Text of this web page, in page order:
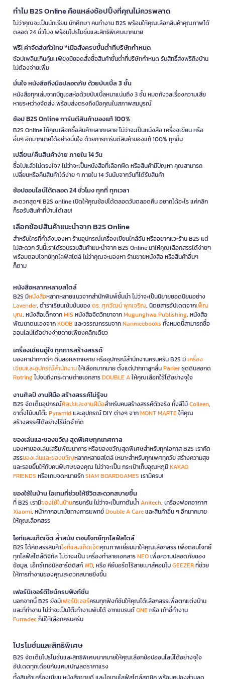
ทำไม B2S Online คือแหล่งช้อปปิ้งที่คุณไม่ควรพลาด
ไม่ว่าคุณจะเป็นนักเรียน นักศึกษา คนทำงาน B2S พร้อมให้คุณเลือกสินค้าคุณภาพได้
ตลอด 24 ชั่วโมง พร้อมโปรโมชั่นและสิทธิพิเศษมากมาย
ฟรี! ค่าจัดส่งทั่วไทย *เมื่อสั่งครบขั้นต่ำที่บริษัทกำหนด
ช้อปเพลินเกินคุ้ม! เพียงมียอดสั่งซื้อสินค้าขั้นต่ำที่บริษัทกำหนด รับสิทธิ์ส่งฟรีถึงบ้าน
ไม่ต้องจ่ายเพิ่ม
มั่นใจ หนังสือถึงมือปลอดภัย ด้วยบับเบิ้ล 3 ชั้น
หนังสือทุกเล่มจากบีทูเอสห่อด้วยบับเบิ้ลหนาแน่นถึง 3 ชั้น หมดกังวลเรื่องความเสีย
หายระหว่างจัดส่ง พร้อมส่งตรงถึงมือคุณในสภาพสมบูรณ์
ช้อป B2S Online การันตีสินค้าของแท้ 100%
B2S Online ให้คุณเลือกซื้อสินค้าหลากหลาย ไม่ว่าจะเป็นหนังสือ เครื่องเขียน หรือ
อื่นๆ อีกมากมายได้อย่างมั่นใจ ด้วยการการันตีสินค้าของแท้ 100% ทุกชิ้น
เปลี่ยน/คืนสินค้าง่าย ภายใน 14 วัน
ซื้อไปแล้วไม่ตรงใจ? ไม่ว่าจะเป็นหนังสือที่เลือกผิด หรือสินค้ามีปัญหา คุณสามารถ
เปลี่ยนหรือคืนสินค้าได้ง่าย ๆ ภายใน 14 วันนับจากวันที่ได้รับสินค้า
ช้อปออนไลน์ได้ตลอด 24 ชั่วโมง ทุกที่ ทุกเวลา
สะดวกสุดๆ! B2S online เปิดให้คุณช้อปได้ตลอดวันตลอดคืน อยากได้อะไร แค่คลิก
ก็รอรับสินค้าที่บ้านได้เลย!
เลือกช้อปสินค้าแนะนำจาก B2S Online
สำหรับใครที่กำลังมองหา ร้านอุปกรณ์เครื่องเขียนใกล้ฉัน หรืออยากแวะร้าน B2S แต่
ไม่สะดวก วันนี้เราได้รวบรวมสินค้าแนะนำจาก B2S Online มาให้คุณเลือกสรรได้ง่ายๆ
พร้อมตอบโจทย์ทุกไลฟ์สไตล์ ไม่ว่าคุณจะมองหา ร้านขายหนังสือ หรือสินค้าอื่นๆ
ก็ตาม
หนังสือหลากหลายสไตล์
B2S มีหนังสือหลากหลายแนวจากสำนักพิมพ์ชั้นนำ ไม่ว่าจะเป็นนิยายยอดนิยมอย่าง
Lavender, ตำราเรียนเข้มข้นของดร. ศุภวัฒน์ พุกเจริญ, นิตยสารอัปเดตจากเพ็ญ
บุญ, หนังสือเด็กจากMIS หนังสือจิตวิทยาจากMugunghwa Publishing, หนังสือ
พัฒนาตนเองจากKOOB และวรรณกรรมจากNanmeebooks ทั้งหมดนี้สามารถซื้อ
ออนไลน์ได้อย่างง่ายดายเพียงคลิกเดียว
เครื่องเขียนคู่ใจ ทุกการสร้างสรรค์
มองหาปากกาดีๆ ดินสอหลากหลาย หรืออุปกรณ์สำนักงานครบครัน B2S มีเครื่อง
เขียนและอุปกรณ์สำนักงานให้เลือกมากมาย ตั้งแต่ปากกาลูกลื่นParkerชุดดินสอกด
Rotringไปจนถึงกระดาษถ่ายเอกสารDOUBLE Aให้คุณเลือกใช้ได้อย่างจุใจ
งานศิลป์ งานฝีมือ สร้างสรรค์ไม่รู้จบ
B2S จัดเต็มอุปกรณ์ศิลปะและงานฝีมือสำหรับคนสร้างสรรค์ตัวจริง ทั้งสีไม้Colleen,
ขาตั้งไม้บนโต๊ะPyramidและอุปกรณ์ DIY ต่างๆ จากMONT MARTEให้คุณ
สร้างสรรค์ได้อย่างไร้ขีดจำกัด
ของเล่นและของขวัญ สุดพิเศษทุกเทศกาล
มองหาของเล่นเสริมพัฒนาการ หรือของขวัญสุดพิเศษสำหรับทุกโอกาส B2S เราคัด
สรรของเล่นและของขวัญหลากหลายสไตล์ เหมาะสำหรับทุกเพศทุกวัย สร้างความสุข
และรอยยิ้มให้กับคนพิเศษของคุณ ไม่ว่าจะเป็น กระเป๋าเก็บอุณหภูมิKAKAO
FRIENDS หรือเกมจดหมายรักSIAM BOARDGAMES เรามีครบ!
ของใช้ในบ้าน ไอเทมที่ช่วยให้ชีวิตสะดวกสบายขึ้น
ที่ B2S เรามีของใช้ในบ้านครบครัน ไม่ว่าจะเป็นกาต้มน้ำAnitech, เครื่องฟอกอากาศ
Xiaomi, หน้ากากอนามัยทางการแพทย์Double A Careและสินค้าอื่น ๆ อีกมากมาย
ให้คุณเลือกสรร
ไอทีและแก็ดเจ็ต ล้ำสมัย ตอบโจทย์ทุกไลฟ์สไตล์
B2S ได้คัดสรรสินค้าไอทีและแก็ดเจ็ตคุณภาพเยี่ยมมาให้คุณเลือกสรร เพื่อตอบโจทย์
ทุกไลฟ์สไตล์ดิจิทัล ไม่ว่าจะเป็น เครื่องทำลายเอกสารNEOเพื่อความปลอดภัยของ
ข้อมูล, เอ็กซ์เทอนัลฮาร์ดดิสก์WD, หรือ คีย์บอร์ดไร้สายเมาส์คอมโบGEEZERที่ช่วย
ให้การทำงานของคุณสะดวกสบายยิ่งขึ้น
เฟอร์นิเจอร์ดีไซน์ครบฟังก์ชั่น
นอกจากนี้ B2S ยังมีเฟอร์นิเจอร์ครบทุกฟังก์ชันให้คุณได้เลือกสรรเพื่อตกแต่งบ้าน
และที่ทำงาน ไม่ว่าจะเป็นโต๊ะทำงานพับได้ จากแบรนด์ONEหรือ เก้าอี้ทำงาน
Furradecก็มีให้เลือกครบครัน
โปรโมชั่นและสิทธิพิเศษ
B2S จัดเต็มโปรโมชั่นและสิทธิพิเศษมากมายให้คุณเลือกช้อปออนไลน์ได้อย่างจุใจ
อัปเดตทุกเดือนกับแคมเปญลดราคาแรง